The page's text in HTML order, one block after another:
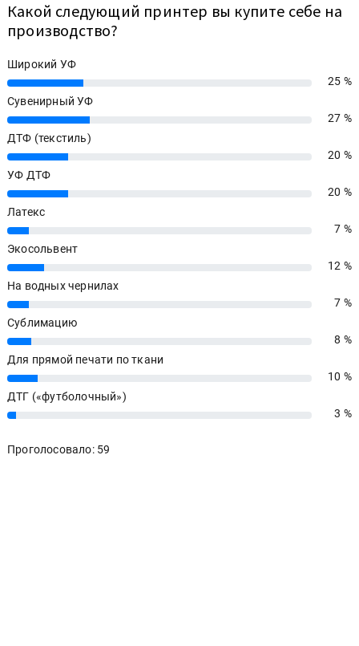
Какой следующий принтер вы купите себе на
производство?
Широкий УФ
25%
25 %
Сувенирный УФ
27%
27 %
ДТФ (текстиль)
20%
20 %
УФ ДТФ
20%
20 %
Латекс
7%
7 %
Экосольвент
12%
12 %
На водных чернилах
7%
7 %
Сублимацию
8%
8 %
Для прямой печати по ткани
10%
10 %
ДТГ («футболочный»)
3% 3 %
Проголосовало: 59